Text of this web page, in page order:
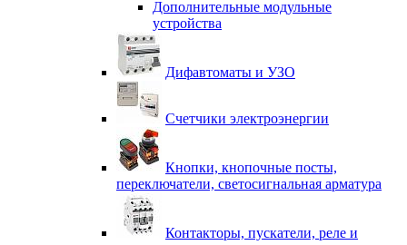
Дополнительные модульные
устройства
Дифавтоматы и УЗО
Счетчики электроэнергии
Кнопки, кнопочные посты,
переключатели, светосигнальная арматура
Контакторы, пускатели, реле и